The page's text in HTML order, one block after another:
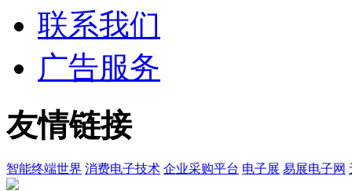
联系我们
广告服务
友情链接
智能终端世界 消费电子技术 企业采购平台 电子展 易展电子网